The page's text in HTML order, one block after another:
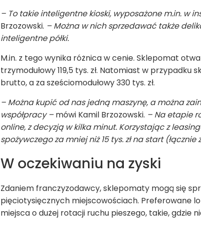
– To takie inteligentne kioski, wyposażone m.in.
Brzozowski. – Można w nich sprzedawać także
inteligentne półki.
M.in. z tego wynika różnica w cenie. Sklepomat
trzymodułowy 119,5 tys. zł. Natomiast w
brutto, a za sześciomodułowy 330 tys. zł.
– Można kupić od nas jedną maszynę, a można
współpracy – mówi Kamil Brzozowski. – Na etapie
online, z decyzją w kilka minut. Korzystając z
spożywczego za mniej niż 15 tys. zł na start
W oczekiwaniu na zyski
Zdaniem franczyzodawcy, sklepomaty mogą się
pięciotysięcznych miejscowościach. Preferowane
miejsca o dużej rotacji ruchu pieszego, takie, gdzie